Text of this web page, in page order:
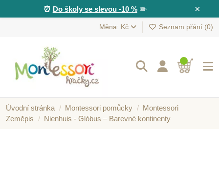
×
⏰ Do školy se slevou -10 %✏️
Měna: Kč Seznam přání (0)
Úvodní stránka Montessori pomůcky
Montessori
Zeměpis
Nienhuis - Glóbus – Barevné kontinenty